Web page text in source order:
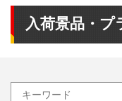
入荷景品・プ